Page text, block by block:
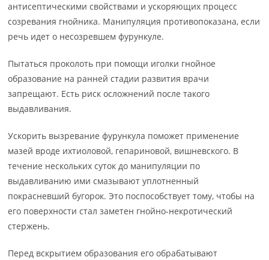
антисептическими свойствами и ускоряющих процесс
созревания гнойника. Манипуляция противопоказана, если
речь идет о несозревшем фурункуле.
Пытаться проколоть при помощи иголки гнойное
образование на ранней стадии развития врачи
запрещают. Есть риск осложнений после такого
выдавливания.
Ускорить вызревание фурункула поможет применение
мазей вроде ихтиоловой, гепариновой, вишневского. В
течение нескольких суток до манипуляции по
выдавливанию ими смазывают уплотненный
покрасневший бугорок. Это поспособствует тому, чтобы на
его поверхности стал заметен гнойно-некротический
стержень.
Перед вскрытием образования его обрабатывают